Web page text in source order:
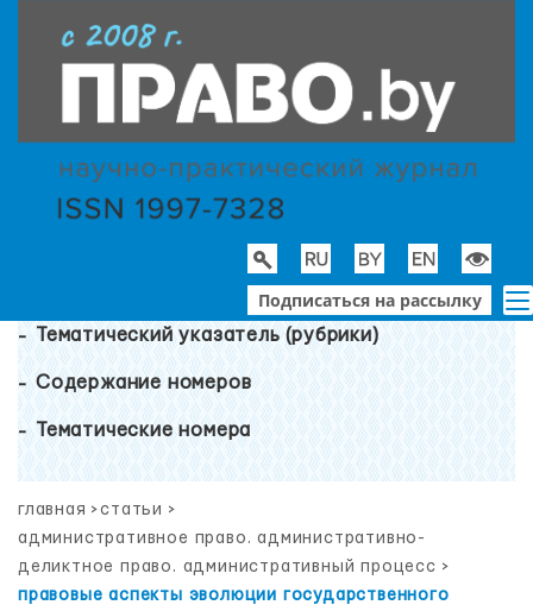
Подписаться на рассылку
Тематический указатель (рубрики)
Содержание номеров
Тематические номера
главная >статьи >
административное право. административно-
деликтное право. административный процесс >
правовые аспекты эволюции государственного